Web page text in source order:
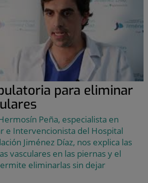
para eliminar
Peña, especialista en
e Intervencionista del Hospital
Jiménez Díaz, nos explica las
vasculares en las piernas y el
eliminarlas sin dejar